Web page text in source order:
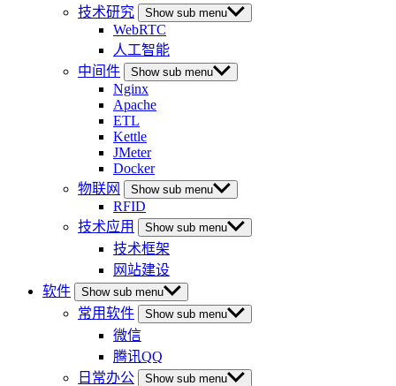
技术研究
Show sub menu
WebRTC
人工智能
中间件
Show sub menu
Nginx
Apache
ETL
Kettle
JMeter
Docker
物联网
Show sub menu
RFID
技术应用
Show sub menu
技术框架
网站建设
软件
Show sub menu
常用软件 Show sub menu
微信
腾讯QQ
日常办公
Show sub menu